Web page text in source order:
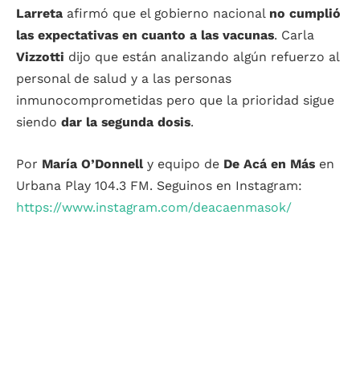
Larreta afirmó que el gobierno nacional no cumplió
las expectativas en cuanto a las vacunas. Carla
Vizzotti dijo que están analizando algún refuerzo al
personal de salud y a las personas
inmunocomprometidas pero que la prioridad sigue
siendo dar la segunda dosis.
Por María O’Donnelly equipo de De Acá en Más en
Urbana Play 104.3 FM. Seguinos en Instagram:
https://www.instagram.com/deacaenmasok/